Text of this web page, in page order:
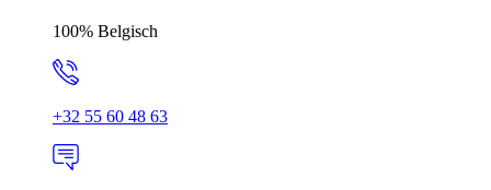
100% Belgisch
+32 55 60 48 63